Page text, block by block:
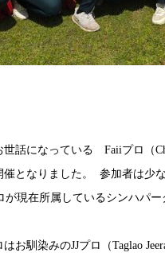
話になっている Faiiプロ（
催となりました。 参加者は少
現在所属しているシンハパ
お馴染みのJJプロ（Taglao